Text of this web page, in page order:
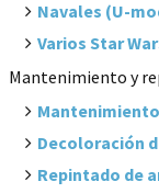
Navales (U-
Varios Star
Mantenimiento y
Decoloración
Repintado de